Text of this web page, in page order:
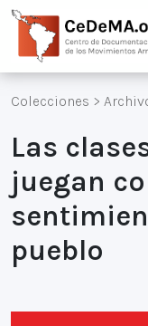
Colecciones >
Las
juegan
pueblo